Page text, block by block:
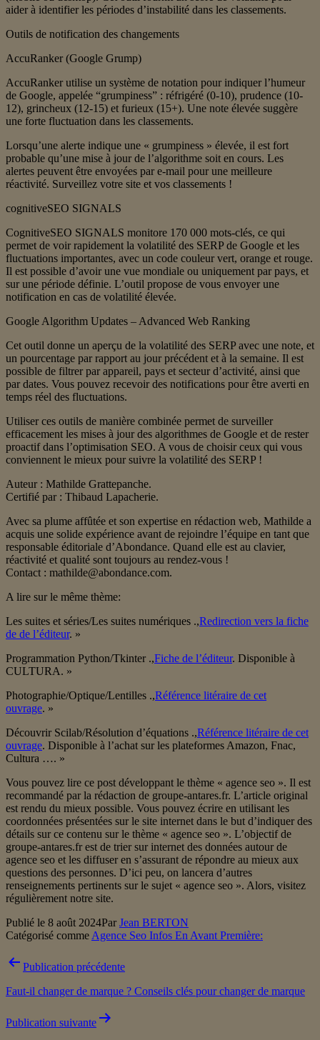
aider à identifier les périodes d’instabilité dans les classements.
Outils de notification des changements
AccuRanker (Google Grump)
AccuRanker utilise un système de notation pour indiquer l’humeur
de Google, appelée “grumpiness” : réfrigéré (0-10), prudence (10-
12), grincheux (12-15) et furieux (15+). Une note élevée suggère
une forte fluctuation dans les classements.
Lorsqu’une alerte indique une « grumpiness » élevée, il est fort
probable qu’une mise à jour de l’algorithme soit en cours. Les
alertes peuvent être envoyées par e-mail pour une meilleure
réactivité. Surveillez votre site et vos classements !
cognitiveSEO SIGNALS
CognitiveSEO SIGNALS monitore 170 000 mots-clés, ce qui
permet de voir rapidement la volatilité des SERP de Google et les
fluctuations importantes, avec un code couleur vert, orange et rouge.
Il est possible d’avoir une vue mondiale ou uniquement par pays, et
sur une période définie. L’outil propose de vous envoyer une
notification en cas de volatilité élevée.
Google Algorithm Updates – Advanced Web Ranking
Cet outil donne un aperçu de la volatilité des SERP avec une note, et
un pourcentage par rapport au jour précédent et à la semaine. Il est
possible de filtrer par appareil, pays et secteur d’activité, ainsi que
par dates. Vous pouvez recevoir des notifications pour être averti en
temps réel des fluctuations.
Utiliser ces outils de manière combinée permet de surveiller
efficacement les mises à jour des algorithmes de Google et de rester
proactif dans l’optimisation SEO. A vous de choisir ceux qui vous
conviennent le mieux pour suivre la volatilité des SERP !
Auteur : Mathilde Grattepanche.
Certifié par : Thibaud Lapacherie.
Avec sa plume affûtée et son expertise en rédaction web, Mathilde a
acquis une solide expérience avant de rejoindre l’équipe en tant que
responsable éditoriale d’Abondance. Quand elle est au clavier,
réactivité et qualité sont toujours au rendez-vous !
Contact : mathilde@abondance.com.
A lire sur le même thème:
Les suites et séries/Les suites numériques .,Redirection vers la fiche
de de l’éditeur. »
Programmation Python/Tkinter .,Fiche de l’éditeur. Disponible à
CULTURA. »
Photographie/Optique/Lentilles .,Référence litéraire de cet
ouvrage. »
Découvrir Scilab/Résolution d’équations .,Référence litéraire de cet
ouvrage. Disponible à l’achat sur les plateformes Amazon, Fnac,
Cultura …. »
Vous pouvez lire ce post développant le thème « agence seo ». Il est
recommandé par la rédaction de groupe-antares.fr. L’article original
est rendu du mieux possible. Vous pouvez écrire en utilisant les
coordonnées présentées sur le site internet dans le but d’indiquer des
détails sur ce contenu sur le thème « agence seo ». L’objectif de
groupe-antares.fr est de trier sur internet des données autour de
agence seo et les diffuser en s’assurant de répondre au mieux aux
questions des personnes. D’ici peu, on lancera d’autres
renseignements pertinents sur le sujet « agence seo ». Alors, visitez
régulièrement notre site.
Publié le 8 août 2024ParJean BERTON
Catégorisé comme Agence Seo Infos En Avant Première:
Navigation
l’article
Publication précédente
Faut-il changer de marque ? Conseils clés pour changer de marque
Publication suivante